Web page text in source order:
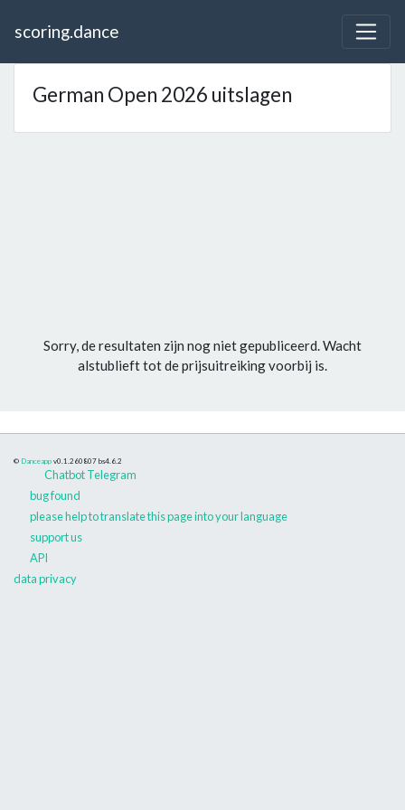
scoring.dance
German Open 2026 uitslagen
Sorry, de resultaten zijn nog niet gepubliceerd. Wacht
alstublieft tot de prijsuitreiking voorbij is.
© Danceapp v0.1.260807 bs4.6.2
Chatbot Telegram
bug found
please help to translate this page into your language
support us
API
data privacy